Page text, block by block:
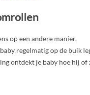
op een andere manier.
regelmatig op de buik
ontdekt je baby hoe hij